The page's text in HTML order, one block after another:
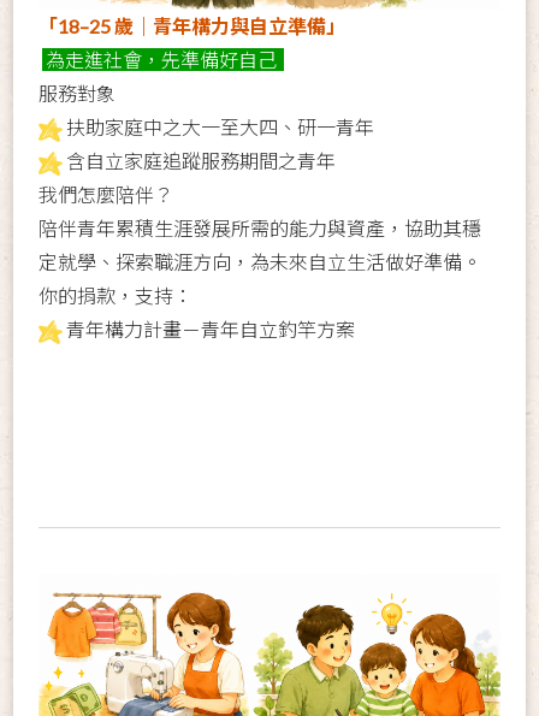
「18–25 歲｜青年構力與自立準備」
為走進社會，先準備好自己
服務對象
扶助家庭中之大一至大四、研一青年
含自立家庭追蹤服務期間之青年
我們怎麼陪伴？
陪伴青年累積生涯發展所需的能力與資產，協助其穩
定就學、探索職涯方向，為未來自立生活做好準備。
你的捐款，支持：
青年構力計畫－青年自立釣竿方案